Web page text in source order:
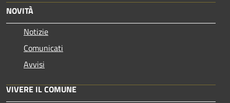
NOVITÀ
Notizie
Comunicati
Avvisi
VIVERE IL COMUNE